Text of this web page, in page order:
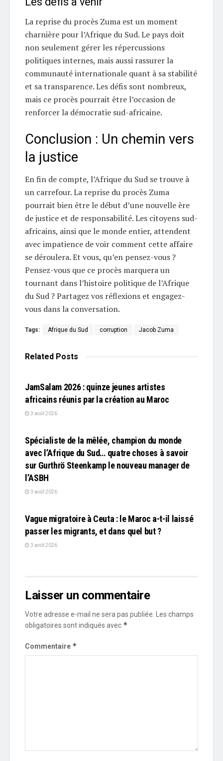
La reprise du procès Zuma est un moment
charnière pour l’Afrique du Sud. Le pays doit
non seulement gérer les répercussions
politiques internes, mais aussi rassurer la
communauté internationale quant à sa stabilité
et sa transparence. Les défis sont nombreux,
mais ce procès pourrait être l’occasion de
renforcer la démocratie sud-africaine.
Conclusion : Un chemin vers
la justice
En fin de compte, l’Afrique du Sud se trouve à
un carrefour. La reprise du procès Zuma
pourrait bien être le début d’une nouvelle ère
de justice et de responsabilité. Les citoyens sud-
africains, ainsi que le monde entier, attendent
avec impatience de voir comment cette affaire
se déroulera. Et vous, qu’en pensez-vous ?
Pensez-vous que ce procès marquera un
tournant dans l’histoire politique de l’Afrique
du Sud ? Partagez vos réflexions et engagez-
vous dans la conversation.
Tags: Afrique du Sud corruption Jacob Zuma
Related Posts
JamSalam 2026 : quinze jeunes artistes
africains réunis par la création au Maroc
3 août 2026
Spécialiste de la mêlée, champion du monde
avec l’Afrique du Sud… quatre choses à savoir
sur Gurthrö Steenkamp le nouveau manager de
l’ASBH
3 août 2026
Vague migratoire à Ceuta : le Maroc a-t-il laissé
passer les migrants, et dans quel but ?
3 août 2026
Laisser un commentaire
Votre adresse e-mail ne sera pas publiée.
Les champs
obligatoires sont indiqués avec *
Commentaire *